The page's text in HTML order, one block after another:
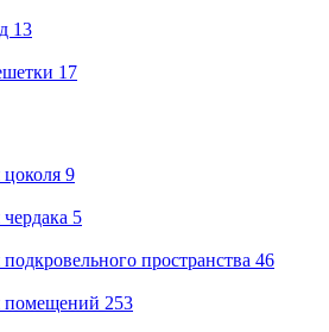
13
17
9
5
пространства 46
помещений 253